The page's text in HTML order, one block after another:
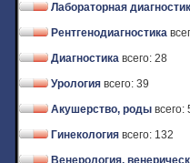
Лабораторная
Рентгенодиагностика
Диагностика всего: 28
Урология всего: 39
Акушерство, роды всего:
Гинекология всего: 132
Венерология,